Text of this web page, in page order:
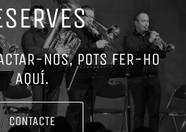
NOS, POTS FER-HO
AQUÍ.
CONTACTE